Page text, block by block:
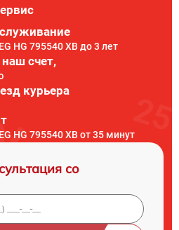
HG 795540 XB до 3 лет
счет,
курьера
HG 795540 XB от 35 минут
со